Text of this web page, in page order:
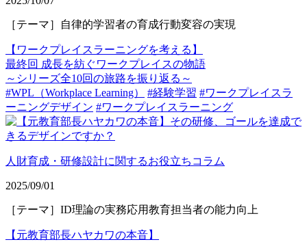
［テーマ］自律的学習者の育成行動変容の実現
【ワークプレイスラーニングを考える】
最終回 成長を紡ぐワークプレイスの物語
～シリーズ全10回の旅路を振り返る～
#WPL（Workplace Learning）
#経験学習 #ワークプレイスラ
ーニングデザイン #ワークプレイスラーニング
人財育成・研修設計に関するお役立ちコラム
2025/09/01
［テーマ］ID理論の実務応用教育担当者の能力向上
【元教育部長ハヤカワの本音】